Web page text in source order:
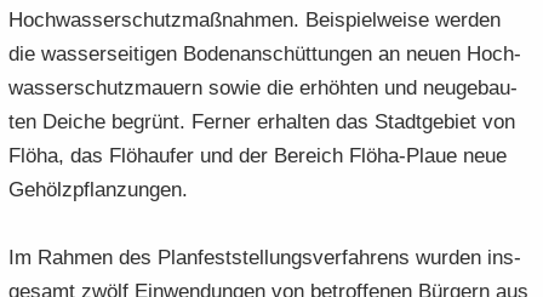
Hochwasserschutzmaßnah­men. Bei­spiel­wei­se wer­den
die was­ser­sei­ti­gen Bo­den­an­schüt­tun­gen an neuen Hoch­
was­ser­schutz­mau­ern sowie die er­höh­ten und neu­ge­bau­
ten Dei­che be­grünt. Fer­ner er­hal­ten das Stadt­ge­biet von
Flöha, das Flöhau­fer und der Be­reich Flöha-​Plaue neue
Ge­hölz­pflan­zun­gen.
Im Rah­men des Plan­fest­stel­lungs­ver­fah­rens wur­den ins­
ge­samt zwölf Ein­wendungen von be­trof­fe­nen Bür­gern aus